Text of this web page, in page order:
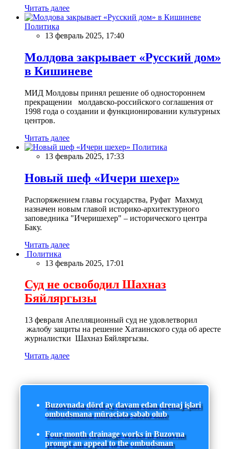
Читать далее
Политика
13 февраль 2025, 17:40
Молдова закрывает «Русский дом»
в Кишиневе
МИД Молдовы принял решение об одностороннем
прекращении молдавско-российского соглашения от
1998 года о создании и функционировании культурных
центров.
Читать далее
Политика
13 февраль 2025, 17:33
Новый шеф «Ичери шехер»
Распоряжением главы государства, Руфат Махмуд
назначен новым главой историко-архитектурного
заповедника "Ичеришехер" – исторического центра
Баку.
Читать далее
Политика
13 февраль 2025, 17:01
Суд не освободил Шахназ
Бяйляргызы
13 февраля Апелляционный суд не удовлетворил
жалобу защиты на решение Хатаинского суда об аресте
журналистки Шахназ Бяйляргызы.
Читать далее
Buzovnada dörd ay davam edən drenaj işləri
ombudsmana müraciətə səbəb olub
Four-month drainage works in Buzovna
prompt an appeal to the ombudsman